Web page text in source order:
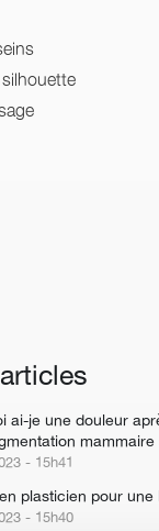
ai-je une douleur
- 15h41
plasticien pour
- 15h40